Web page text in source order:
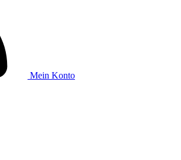
Mein Konto